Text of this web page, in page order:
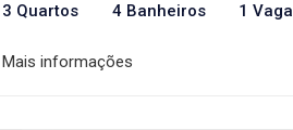
3 Quartos 4 Banheiros 1 Vaga
Mais informações